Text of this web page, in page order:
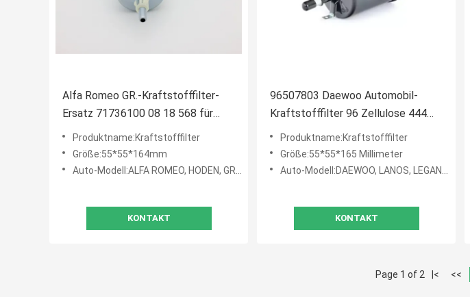
Alfa Romeo GR.-Kraftstofffilter-
Ersatz 71736100 08 18 568 für
HODEN OPEL
Produktname:Kraftstofffilter
Größe:55*55*164mm
Auto-Modell:ALFA ROMEO, HODEN, GR., OPEL
KONTAKT
96507803 Daewoo Automobil-
Kraftstofffilter 96 Zellulose 444
649 für Lanos Leganza
Produktname:Kraftstofffilter
Größe:55*55*165 Millimeter
Auto-Modell:DAEWOO, LANOS, LEGANZA (99-02)
KONTAKT
Page 1 of 2 |< <<